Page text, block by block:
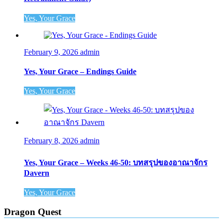
Yes, Your Grace
February 9, 2026 admin
Yes, Your Grace – Endings Guide
Yes, Your Grace
February 8, 2026 admin
Yes, Your Grace – Weeks 46-50: บทสรุปของอาณาจักร
Davern
Yes, Your Grace
Dragon Quest